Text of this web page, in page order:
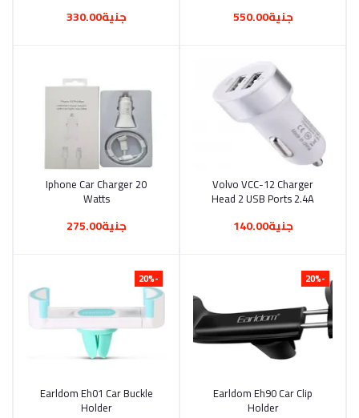
جنية550.00 جنية330.00
أضف إلى السلة
Volvo VCC-12 Charger
Head 2 USB Ports 2.4A
جنية140.00
أضف إلى السلة
Iphone Car Charger 20
Watts
جنية275.00
-20%
أضف إلى السلة
Earldom Eh90 Car Clip
Holder
-20%
أضف إلى السلة
Earldom Eh01 Car Buckle
Holder